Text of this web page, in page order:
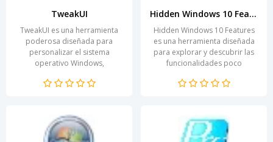
TweakUI
TweakUI es una herramienta
poderosa diseñada para
personalizar el sistema
operativo Windows,
modificar configuraciones que
Hidden Windows 10 Features
Hidden Windows 10 Features
es una herramienta diseñada
para explorar y descubrir las
funcionalidades poco
operativo más utilizado en el...